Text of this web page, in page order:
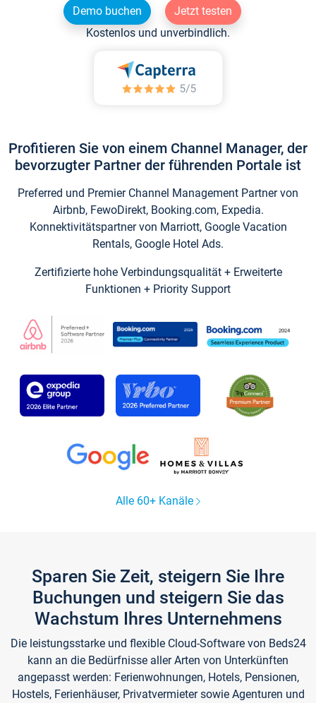
Demo buchen
Jetzt testen
Kostenlos und unverbindlich.
Profitieren Sie von einem Channel Manager, der
bevorzugter Partner der führenden Portale ist
Preferred und Premier Channel Management Partner von
Airbnb, FewoDirekt, Booking.com, Expedia.
Konnektivitätspartner von Marriott, Google Vacation
Rentals, Google Hotel Ads.
Zertifizierte hohe Verbindungsqualität + Erweiterte
Funktionen + Priority Support
Alle 60+ Kanäle
Sparen Sie Zeit, steigern Sie Ihre
Buchungen und steigern Sie das
Wachstum Ihres Unternehmens
Die leistungsstarke und flexible Cloud-Software von Beds24
kann an die Bedürfnisse aller Arten von Unterkünften
angepasst werden: Ferienwohnungen, Hotels, Pensionen,
Hostels, Ferienhäuser, Privatvermieter sowie Agenturen und